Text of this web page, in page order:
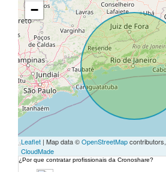
−
Leaflet | Map data ©OpenStreetMapcontributors,
CloudMade
¿Por que contratar profissionais da Cronoshare?